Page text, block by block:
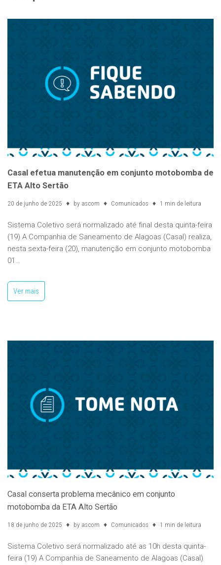
Casal efetua manutenção em conjunto motobomba de
ETA Alto Sertão
20 de junho de 2025 by ascom Comunicados 1 min de leitura
Sistema Coletivo será normalizado até final desta quinta-feira
(19) A Companhia de Saneamento de Alagoas (Casal) realiza,
nesta sexta-feira (20), manutenção em conjunto motobomba
01…
Ver mais
Casal conserta problema mecânico em conjunto
motobomba da ETA Alto Sertão
18 de junho de 2025 by ascom Comunicados 1 min de leitura
Sistema Coletivo será normalizado até as 10h desta quinta-
feira (19) A Companhia de Saneamento de Alagoas (Casal)